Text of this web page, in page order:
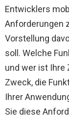
Entwicklers
Anforderungen
Vorstellung
soll. Welche
und wer ist Ihre
Zweck, die
Ihrer
Sie diese